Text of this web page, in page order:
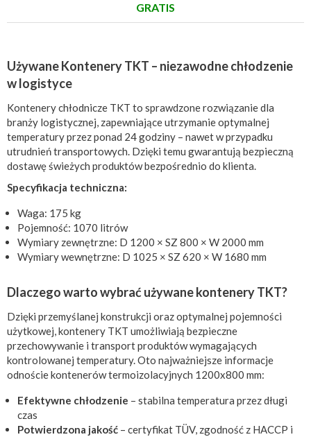
GRATIS
Używane Kontenery TKT – niezawodne chłodzenie
w logistyce
Kontenery chłodnicze TKT to sprawdzone rozwiązanie dla
branży logistycznej, zapewniające utrzymanie optymalnej
temperatury przez ponad 24 godziny – nawet w przypadku
utrudnień transportowych. Dzięki temu gwarantują bezpieczną
dostawę świeżych produktów bezpośrednio do klienta.
Specyfikacja techniczna:
Waga: 175 kg
Pojemność: 1070 litrów
Wymiary zewnętrzne: D 1200 × SZ 800 × W 2000 mm
Wymiary wewnętrzne: D 1025 × SZ 620 × W 1680 mm
Dlaczego warto wybrać używane kontenery TKT?
Dzięki przemyślanej konstrukcji oraz optymalnej pojemności
użytkowej, kontenery TKT umożliwiają bezpieczne
przechowywanie i transport produktów wymagających
kontrolowanej temperatury. Oto najważniejsze informacje
odnoście kontenerów termoizolacyjnych 1200x800 mm:
Efektywne chłodzenie – stabilna temperatura przez długi
czas
Potwierdzona jakość – certyfikat TÜV, zgodność z HACCP i